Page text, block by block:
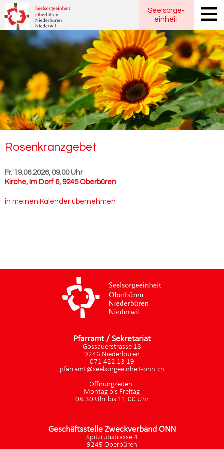
Seelsorge-
einheit
Ro­sen­kranz­ge­bet
Fr. 19.06.2026, 09.00 Uhr
Kirche, Im Dorf 6, 9245 Oberbüren
in meinen Kalender übernehmen
Pfarramt / Sekretariat
Gossauerstrasse 18
9246 Niederbüren
071 422 13 19
pfarramt@seelsorgeeinheit-onn.ch
Öffnungzeiten:
Montag bis Freitag
08.30 Uhr bis 11.00 Uhr
Geschäftsstelle Zweckverband ONN
Spitzrütistrasse 4
9245 Oberbüren